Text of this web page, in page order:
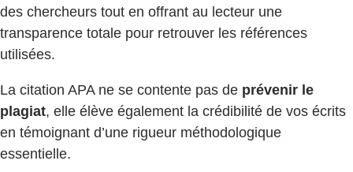
des chercheurs tout en offrant au lecteur une
transparence totale pour retrouver les références
utilisées.
La citation APA ne se contente pas de prévenir le
plagiat, elle élève également la crédibilité de vos écrits
en témoignant d’une rigueur méthodologique
essentielle.